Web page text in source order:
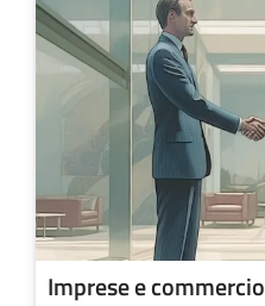
Imprese e commercio